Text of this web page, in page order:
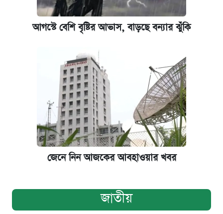
আগস্টে বেশি বৃষ্টির আভাস, বাড়ছে বন্যার ঝুঁকি
জেনে নিন আজকের আবহাওয়ার খবর
জাতীয়